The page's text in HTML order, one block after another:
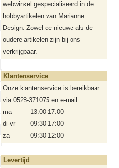
webwinkel gespecialiseerd in de
hobbyartikelen van Marianne
Design. Zowel de nieuwe als de
oudere artikelen zijn bij ons
verkrijgbaar.
Klantenservice
Onze klantenservice is bereikbaar
via 0528-371075 en e-mail .
ma
13:00-17:00
di-vr
09:30-17:00
za
09:30-12:00
Levertijd